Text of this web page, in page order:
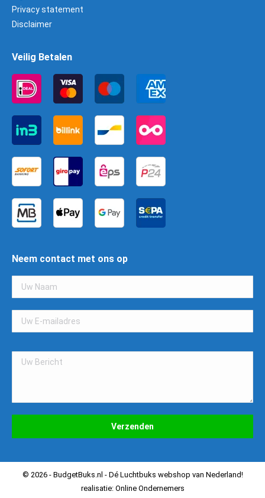
Privacy statement
Disclaimer
Veilig Betalen
Neem contact met ons op
Gelieve
dit
© 2026 - BudgetBuks.nl - Dé Luchtbuks webshop van Nederland!
realisatie: Online Ondernemers